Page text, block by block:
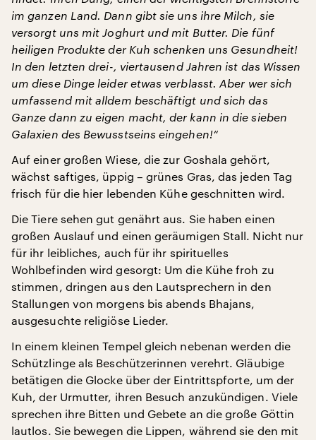
im ganzen Land. Dann gibt sie uns ihre Milch, sie
versorgt uns mit Joghurt und mit Butter. Die fünf
heiligen Produkte der Kuh schenken uns Gesundheit!
In den letzten drei-, viertausend Jahren ist das Wissen
um diese Dinge leider etwas verblasst. Aber wer sich
umfassend mit alldem beschäftigt und sich das
Ganze dann zu eigen macht, der kann in die sieben
Galaxien des Bewusstseins eingehen!“
Auf einer großen Wiese, die zur Goshala gehört,
wächst saftiges, üppig – grünes Gras, das jeden Tag
frisch für die hier lebenden Kühe geschnitten wird.
Die Tiere sehen gut genährt aus. Sie haben einen
großen Auslauf und einen geräumigen Stall. Nicht nur
für ihr leibliches, auch für ihr spirituelles
Wohlbefinden wird gesorgt: Um die Kühe froh zu
stimmen, dringen aus den Lautsprechern in den
Stallungen von morgens bis abends Bhajans,
ausgesuchte religiöse Lieder.
In einem kleinen Tempel gleich nebenan werden die
Schützlinge als Beschützerinnen verehrt. Gläubige
betätigen die Glocke über der Eintrittspforte, um der
Kuh, der Urmutter, ihren Besuch anzukündigen. Viele
sprechen ihre Bitten und Gebete an die große Göttin
lautlos. Sie bewegen die Lippen, während sie den mit